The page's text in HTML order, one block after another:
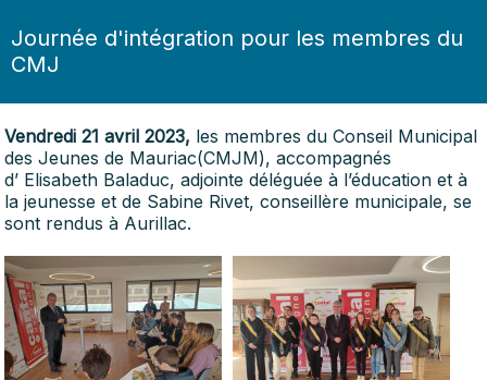
Journée d'intégration pour les membres du
CMJ
Vendredi 21 avril 2023, les membres du Conseil Municipal
des Jeunes de Mauriac(CMJM), accompagnés
d’ Elisabeth Baladuc, adjointe déléguée à l’éducation et à
la jeunesse et de Sabine Rivet, conseillère municipale, se
sont rendus à Aurillac.